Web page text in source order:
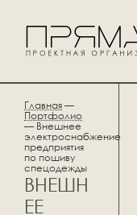
Главная—
Портфолио
— Внешнее
электроснабжение
предприятия
по пошиву
спецодежды
ВНЕШН
ЕЕ